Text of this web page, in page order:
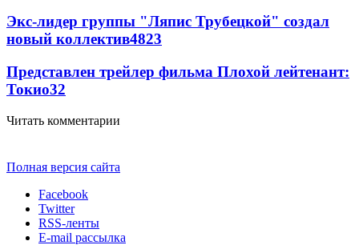
Экс-лидер группы "Ляпис Трубецкой" создал
новый коллектив4823
Представлен трейлер фильма Плохой лейтенант:
Токио32
Читать комментарии
Полная версия сайта
Facebook
Twitter
RSS-ленты
E-mail рассылка